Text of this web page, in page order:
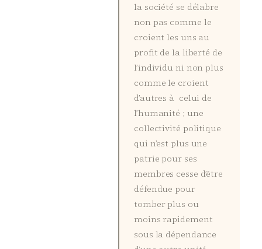
la société se délabre
non pas comme le
croient les uns au
profit de la liberté de
l’individu ni non plus
comme le croient
d’autres à celui de
l’humanité ; une
collectivité politique
qui n’est plus une
patrie pour ses
membres cesse d’être
défendue pour
tomber plus ou
moins rapidement
sous la dépendance